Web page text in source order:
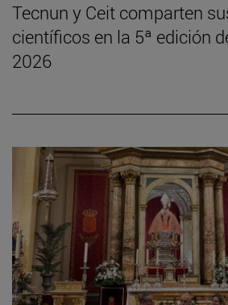
Tecnun y Ceit comparten
científicos en la 5ª edición
2026